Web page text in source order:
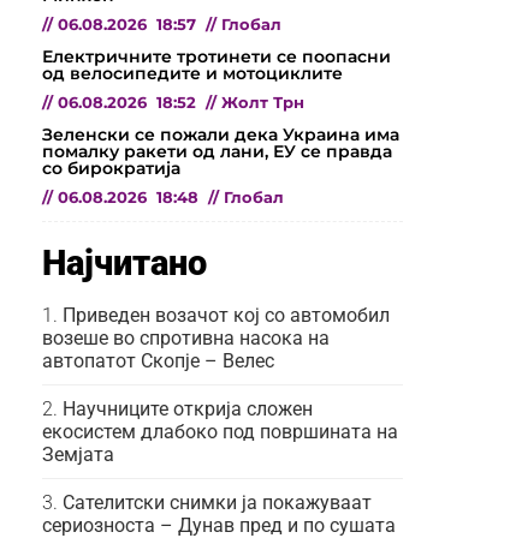
// 06.08.2026 18:57 // Глобал
Електричните тротинети се поопасни
од велосипедите и мотоциклите
// 06.08.2026 18:52 // Жолт Трн
Зеленски се пожали дека Украина има
помалку ракети од лани, ЕУ се правда
со бирократија
// 06.08.2026 18:48 // Глобал
Најчитано
Приведен возачот кој со автомобил
возеше во спротивна насока на
автопатот Скопје – Велес
Научниците открија сложен
екосистем длабоко под површината на
Земјата
Сателитски снимки ја покажуваат
сериозноста – Дунав пред и по сушата